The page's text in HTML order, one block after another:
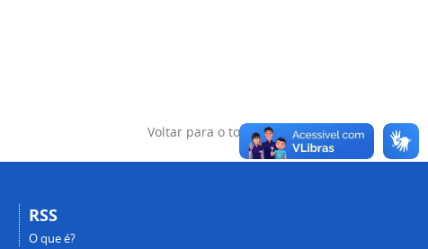
Voltar para o topo
RSS
O que é?